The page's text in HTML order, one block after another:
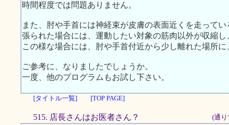
時間程度では問題ありません。
また、肘や手首には神経束が皮膚の表面近くを走って
張られた場合には、運動したい対象の筋肉以外が収縮
この様な場合には、肘や手首付近から少し離れた場所
ご参考に、なりましたでしょうか。
一度、他のプログラムもお試し下さい。
[タイトル一覧] [TOP PAGE]
515. 店長さんはお医者さん？ (通り